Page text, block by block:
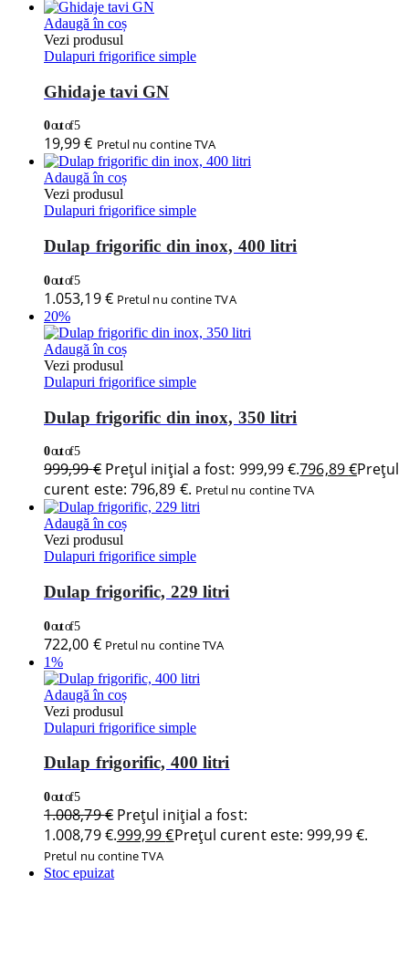
Adaugă în coș
Vezi produsul
Dulapuri frigorifice simple
Ghidaje tavi GN
0out of 5
19,99€ Pretul nu contine TVA
Adaugă în coș
Vezi produsul
Dulapuri frigorifice simple
Dulap frigorific din inox, 400 litri
0out of 5
1.053,19€ Pretul nu contine TVA
20%
Adaugă în coș
Vezi produsul
Dulapuri frigorifice simple
Dulap frigorific din inox, 350 litri
0out of 5
999,99€ Prețul inițial a fost: 999,99 €.796,89€Prețul
curent este: 796,89 €. Pretul nu contine TVA
Adaugă în coș
Vezi produsul
Dulapuri frigorifice simple
Dulap frigorific, 229 litri
0out of 5
722,00 € Pretul nu contine TVA
1%
Adaugă în coș
Vezi produsul
Dulapuri frigorifice simple
Dulap frigorific, 400 litri
0out of 5
1.008,79€ Prețul inițial a fost:
1.008,79 €.999,99€Prețul curent este: 999,99 €.
Pretul nu contine TVA
Stoc epuizat